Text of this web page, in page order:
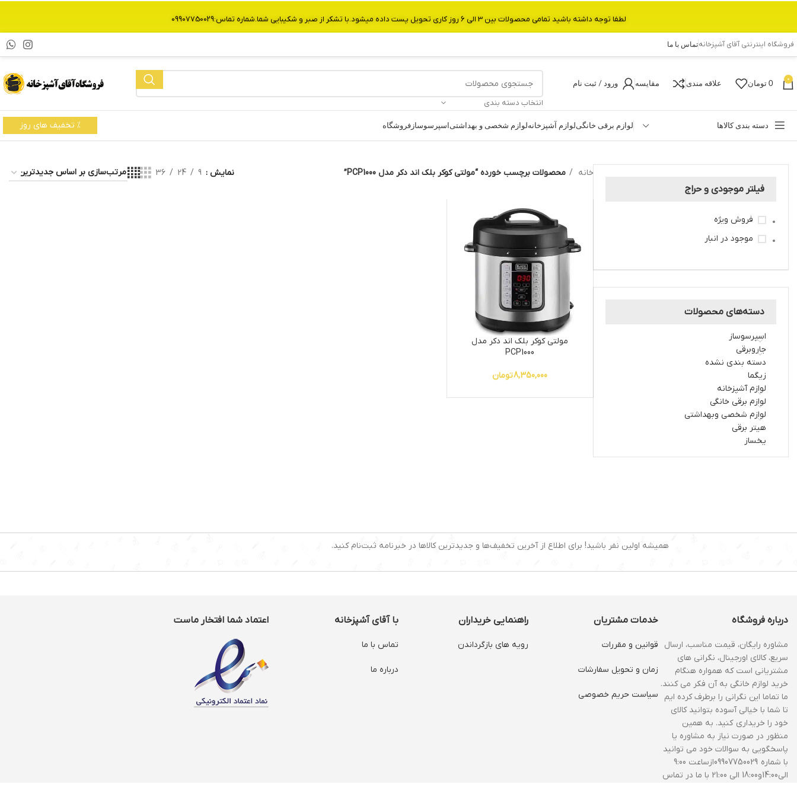
فروشگاه اینترنتی آقای آشپزخانهتماس با ما
0
0 تومان علاقه مندی مقایسه ورود / ثبت نام
انتخاب دسته بندی
دسته بندی کالاها لوازم برقی خانگیلوازم آشپزخانهلوازم شخصی و بهداشتی اسپرسوساز فروشگاه % تخفیف های روز
فیلتر موجودی و حراج
فروش ویژه
موجود در انبار
دسته‌های محصولات
اسپرسوساز
جاروبرقی
دسته بندی نشده
زیگما
لوازم آشپزخانه
لوازم برقی خانگی
لوازم شخصی وبهداشتی
هیتر برقی
یخساز
خانه محصولات برچسب خورده “مولتی کوکر بلک اند دکر مدل PCP1000” نمایش 9
24
36
مولتی کوکر بلک اند دکر مدل
PCP1000
8,350,000تومان
همیشه اولین نفر باشید! برای اطلاع از آخرین تخفیف‌ها و جدیدترین کالاها در خبرنامه ثبت‌نام کنید.
درباره فروشگاه
مشاوره رایگان، قیمت مناسب، ارسال
سریع، کالای اورجینال، نگرانی های
مشتریانی است که همواره هنگام
خرید لوازم خانگی به آن فکر می کنند.
ما تماما این نگرانی را برطرف کرده ایم
تا شما با خیالی آسوده بتوانید کالای
خود را خریداری کنید. به همین
منظور در صورت نیاز به مشاوره یا
پاسخگویی به سوالات خود می توانید
با شماره 09907750029ازساعت 9:00
الی14:00و18:00 الی 21:00 با ما در تماس
خدمات مشتریان
قوانین و مقررات
زمان و‌ تحویل سفارشات
سیاست حریم خصوصی
راهنمایی خریداران
رویه های بازگرداندن
با آقای آشپزخانه
تماس با ما
درباره ما
اعتماد شما افتخار ماست
لطفا توجه داشته باشید تمامی محصولات بین 3 الی 6 روز کاری تحویل پست داده میشود.با تشکر از صبر و شکیبایی شما.شماره تماس:09907750029